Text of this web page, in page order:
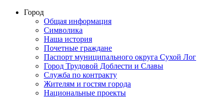
Город
Общая информация
Символика
Наша история
Почетные граждане
Паспорт муниципального округа Сухой Лог
Город Трудовой Доблести и Славы
Служба по контракту
Жителям и гостям города
Национальные проекты